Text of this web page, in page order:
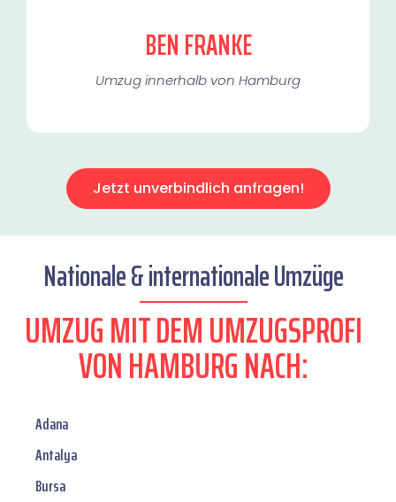
BEN FRANKE
Umzug innerhalb von Hamburg​
Jetzt unverbindlich anfragen!
Nationale & internationale Umzüge
UMZUG MIT DEM UMZUGSPROFI
VON HAMBURG NACH:
Adana
Antalya
Bursa